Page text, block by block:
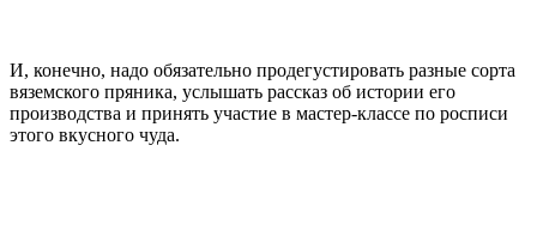
И, конечно, надо обязательно продегустировать разные сорта
вяземского пряника, услышать рассказ об истории его
производства и принять участие в мастер-классе по росписи
этого вкусного чуда.